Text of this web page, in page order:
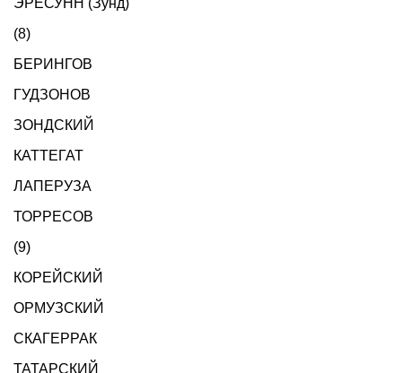
ЭРЕСУНН (Зунд)
(8)
БЕРИНГОВ
ГУДЗОНОВ
ЗОНДСКИЙ
КАТТЕГАТ
ЛАПЕРУЗА
ТОРРЕСОВ
(9)
КОРЕЙСКИЙ
ОРМУЗСКИЙ
СКАГЕРРАК
ТАТАРСКИЙ